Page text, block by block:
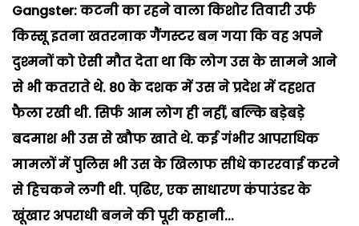
Gangster: कटनी का रहने वाला किशोर तिवारी उर्फ
किस्सू इतना खतरनाक गैंगस्टर बन गया कि वह अपने
दुश्मनों को ऐसी मौत देता था कि लोग उस के सामने आने
से भी कतराते थे. 80के दशक में उस ने प्रदेश में दहशत
फैला रखी थी. सिर्फ आम लोग ही नहीं,बल्कि बड़ेबड़े
बदमाश भी उस से खौफ खाते थे. कई गंभीर आपराधिक
मामलों में पुलिस भी उस के खिलाफ सीधे काररवाई करने
से हिचकने लगी थी. पढि़ए,एक साधारण कंपाउंडर के
खूंखार अपराधी बनने की पूरी कहानी...